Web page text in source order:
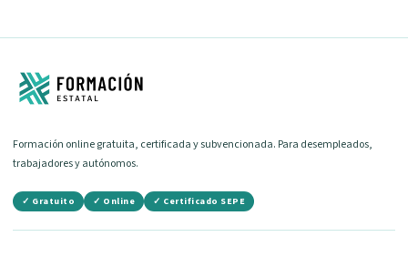
Formación online gratuita, certificada y subvencionada. Para desempleados,
trabajadores y autónomos.
✓ Gratuito ✓ Online ✓ Certificado SEPE